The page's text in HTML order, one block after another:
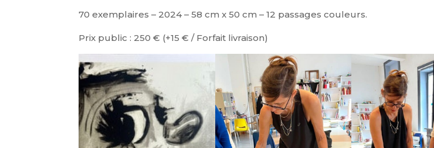
70 exemplaires – 2024 – 58 cm x 50 cm – 12 passages couleurs.
Prix public : 250 € (+15 € / Forfait livraison)